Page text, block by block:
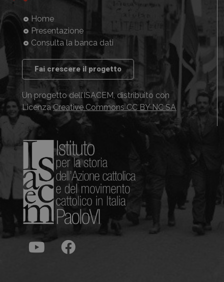
Home
Presentazione
Consulta la banca dati
Fai crescere il progetto
Un progetto dell’ISACEM, distribuito con
LicenzaCreative Commons CC BY NC SA